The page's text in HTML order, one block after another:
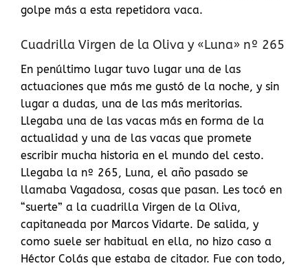
golpe más a esta repetidora vaca.
Cuadrilla Virgen de la Oliva y «Luna» nº 265
En penúltimo lugar tuvo lugar una de las
actuaciones que más me gustó de la noche, y sin
lugar a dudas, una de las más meritorias.
Llegaba una de las vacas más en forma de la
actualidad y una de las vacas que promete
escribir mucha historia en el mundo del cesto.
Llegaba la nº 265, Luna, el año pasado se
llamaba Vagadosa, cosas que pasan. Les tocó en
“suerte” a la cuadrilla Virgen de la Oliva,
capitaneada por Marcos Vidarte. De salida, y
como suele ser habitual en ella, no hizo caso a
Héctor Colás que estaba de citador. Fue con todo,